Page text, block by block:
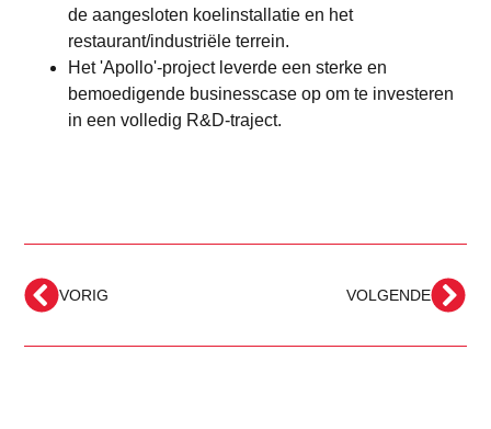
de aangesloten koelinstallatie en het
restaurant/industriële terrein.
Het 'Apollo'-project leverde een sterke en
bemoedigende businesscase op om te investeren
in een volledig R&D-traject.
VORIG VOLGENDE